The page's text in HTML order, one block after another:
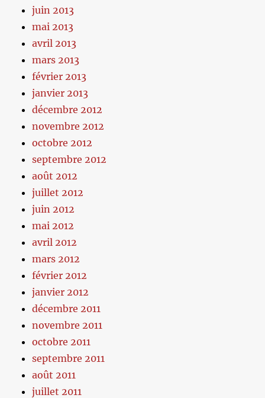
juin 2013
mai 2013
avril 2013
mars 2013
février 2013
janvier 2013
décembre 2012
novembre 2012
octobre 2012
septembre 2012
août 2012
juillet 2012
juin 2012
mai 2012
avril 2012
mars 2012
février 2012
janvier 2012
décembre 2011
novembre 2011
octobre 2011
septembre 2011
août 2011
juillet 2011